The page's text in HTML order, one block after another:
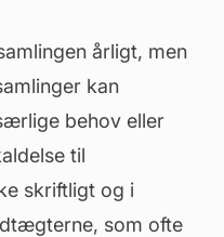
årligt, men
kan
behov eller
til
skriftligt og i
som ofte